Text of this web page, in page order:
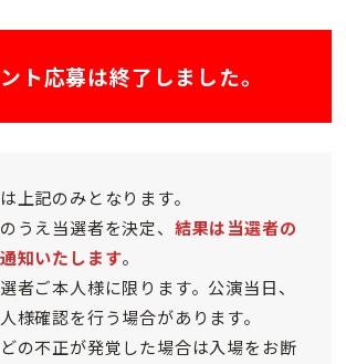
ト応募は終了しました。
上記のみとなります。
うえ当選者を決定、 結果は当選者の
知いたします。
者ご本人様に限ります。公演当日、
様確認を行う場合があります。
の不正が発覚した場合は入場をお断